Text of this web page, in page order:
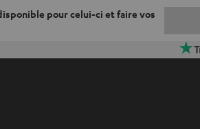
pour celui-ci et faire vos